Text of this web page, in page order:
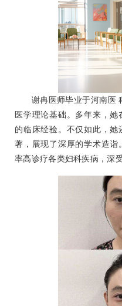
谢冉医师毕业于河南医
医学理论基础。多年来，
的临床经验。不仅如此，
著，展现了深厚的学术造
率高诊疗各类妇科疾病，深